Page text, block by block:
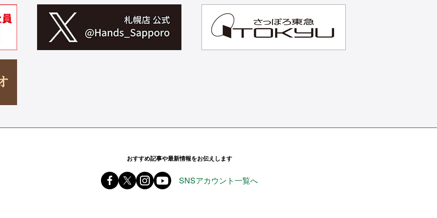
おすすめ記事や最新情報をお伝えします
Facebook ハンズ公式ファンページ
X(旧 twitter) @Hands_official_
instagram @tokyuhandsinc
youtube
SNSアカウント一覧へ